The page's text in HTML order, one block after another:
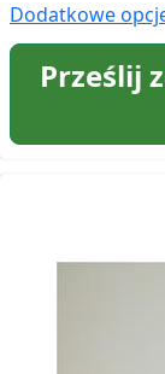
Dodatkowe
Prześlij